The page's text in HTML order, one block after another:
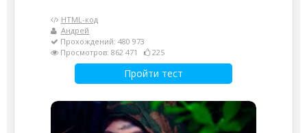
HTML-код
Андрей
Прохождений: 480 973
Просмотров: 862 471
225
Пройти тест